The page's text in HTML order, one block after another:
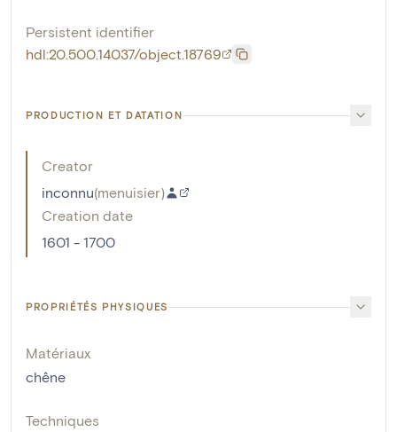
Persistent identifier
hdl:20.500.14037/object.18769
PRODUCTION ET DATATION
Creator
inconnu(menuisier)
Creation date
1601 - 1700
PROPRIÉTÉS PHYSIQUES
Matériaux
chêne
Techniques